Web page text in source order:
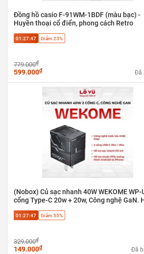
Đồng hồ casio F-91WM-1BDF (màu bạc) -
Huyền thoại cổ điển, phong cách Retro
01:27:47 Giảm 23%
779.000₫
599.000₫ Đã
(Nobox) Củ sạc nhanh 40W WEKOME WP-
cổng Type-C 20w + 20w, Công nghệ GaN.
01:27:47 Giảm 55%
329.000₫
149.000₫ Đã